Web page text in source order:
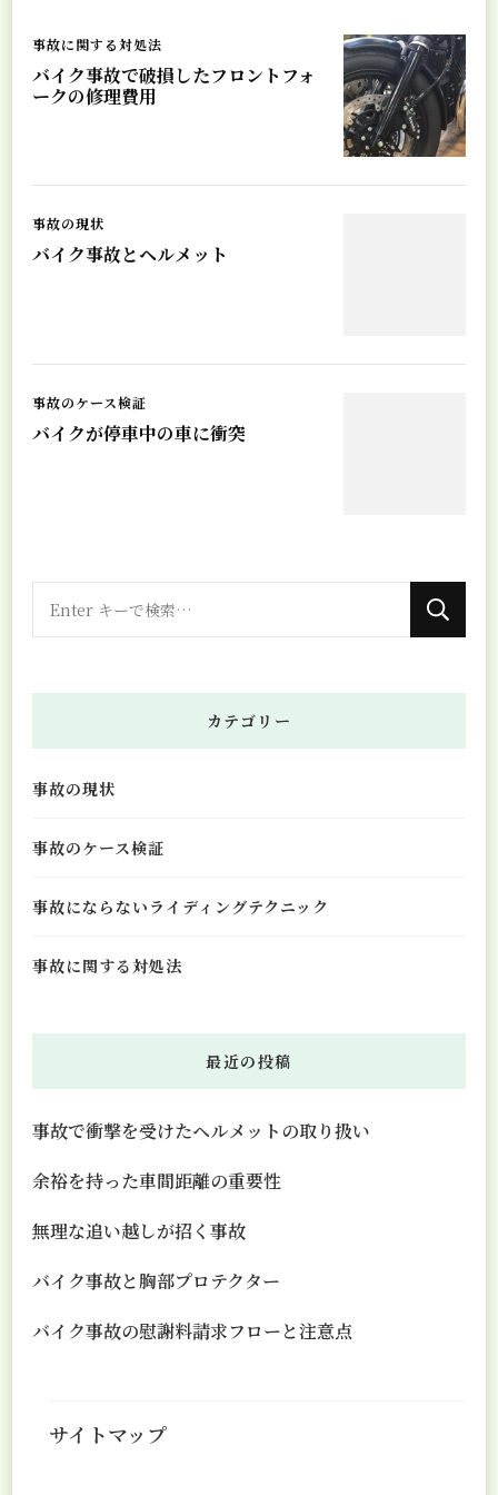
事故に関する対処法
バイク事故で破損したフロントフォ
ークの修理費用
事故の現状
バイク事故とヘルメット
事故のケース検証
バイクが停車中の車に衝突
な
に
お
で
す
?
カテゴリー
事故の現状
事故のケース検証
事故にならないライディングテクニック
事故に関する対処法
最近の投稿
事故で衝撃を受けたヘルメットの取り扱い
余裕を持った車間距離の重要性
無理な追い越しが招く事故
バイク事故と胸部プロテクター
バイク事故の慰謝料請求フローと注意点
サイトマップ